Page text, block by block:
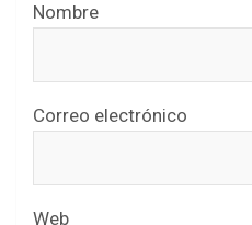
Nombre
Correo electrónico
Web